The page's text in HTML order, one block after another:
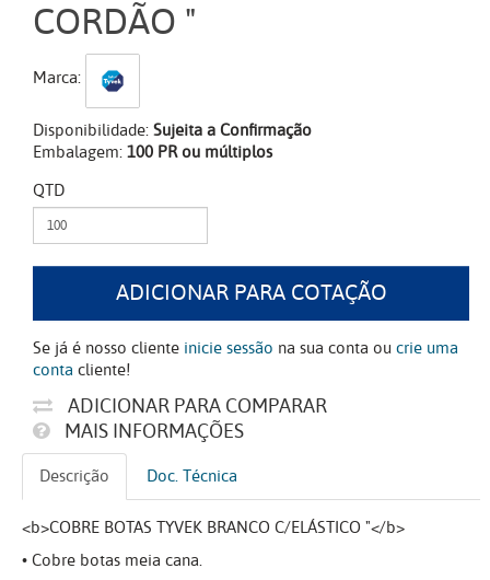
CORDÃO "
Marca:
Disponibilidade:Sujeita a Confirmação
Embalagem:100 PR ou múltiplos
QTD
ADICIONAR PARA COTAÇÃO
Se já é nosso cliente inicie sessão na sua conta oucrie uma
conta cliente!
ADICIONAR PARA COMPARAR
MAIS INFORMAÇÕES
Descrição Doc. Técnica
<b>COBRE BOTAS TYVEK BRANCO C/ELÁSTICO "</b>
• Cobre botas meia cana.